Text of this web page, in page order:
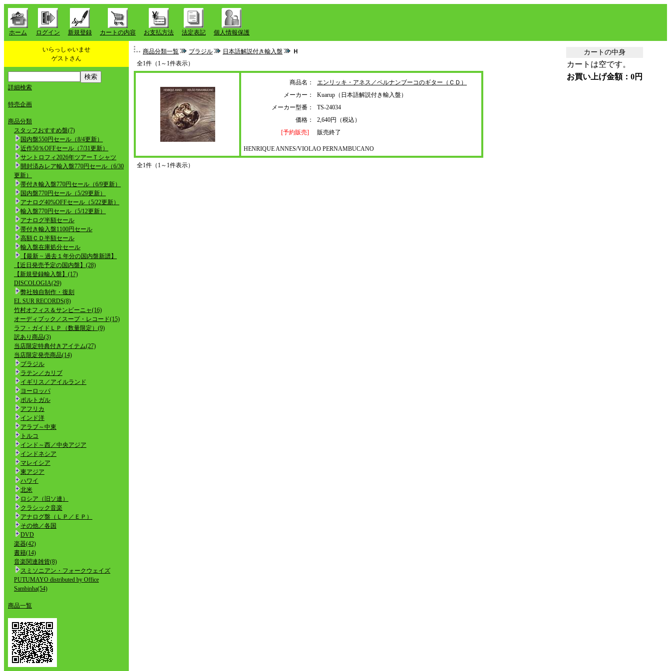
ホーム ログイン 新規登録 カートの内容 お支払方法 法定表記 個人情報保護
いらっしゃいませ
ゲストさん
詳細検索
特売企画
商品分類
スタッフおすすめ盤(7)
国内盤550円セール（8/4更新）
近作50％OFFセール（7/31更新）
サントロフィ2026年ツアーＴシャツ
開封済みレア輸入盤770円セール（6/30
更新）
帯付き輸入盤770円セール（6/9更新）
国内盤770円セール（5/29更新）
アナログ40%OFFセール（5/22更新）
輸入盤770円セール（5/12更新）
アナログ半額セール
帯付き輸入盤1100円セール
高額ＣＤ半額セール
輸入盤在庫処分セール
【最新 ~ 過去１年分の国内盤新譜】
【近日発売予定の国内盤】(28)
【新規登録輸入盤】(17)
DISCOLOGIA(29)
弊社独自制作・復刻
EL SUR RECORDS(8)
竹村オフィス＆サンビーニャ(16)
オーディブック／スープ・レコード(15)
ラフ・ガイドＬＰ（数量限定）(9)
訳あり商品(3)
当店限定特典付きアイテム(27)
当店限定発売商品(14)
ブラジル
ラテン／カリブ
イギリス／アイルランド
ヨーロッパ
ポルトガル
アフリカ
インド洋
アラブ～中東
トルコ
インド～西／中央アジア
インドネシア
マレイシア
東アジア
ハワイ
北米
ロシア（旧ソ連）
クラシック音楽
アナログ盤（ＬＰ／ＥＰ）
その他／各国
DVD
楽器(42)
書籍(14)
音楽関連雑貨(8)
スミソニアン・フォークウェイズ
PUTUMAYO distributed by Office
Sambinha(54)
商品一覧
商品分類一覧 ブラジル 日本語解説付き輸入盤
Ｈ
全1件（1～1件表示）
商品名：
エンリッキ・アネス／ペルナンブーコのギター（ＣＤ）
メーカー：
Kuarup（日本語解説付き輸入盤）
メーカー型番：
TS-24034
価格：
2,640円（税込）
[予約販売]
販売終了
HENRIQUE ANNES/VIOLAO PERNAMBUCANO
全1件（1～1件表示）
カートの中身
カートは空です。
お買い上げ金額：0円